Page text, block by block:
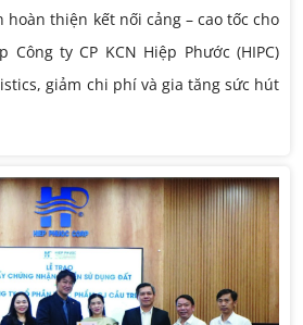
hoàn thiện kết nối cảng – cao tốc cho
Công ty CP KCN Hiệp Phước (HIPC)
giảm chi phí và gia tăng sức hút